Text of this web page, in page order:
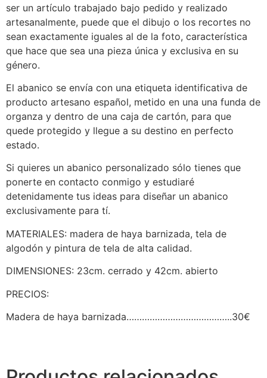
ser un artículo trabajado bajo pedido y realizado
artesanalmente, puede que el dibujo o los recortes no
sean exactamente iguales al de la foto, característica
que hace que sea una pieza única y exclusiva en su
género.
El abanico se envía con una etiqueta identificativa de
producto artesano español, metido en una una funda de
organza y dentro de una caja de cartón, para que
quede protegido y llegue a su destino en perfecto
estado.
Si quieres un abanico personalizado sólo tienes que
ponerte en contacto conmigo y estudiaré
detenidamente tus ideas para diseñar un abanico
exclusivamente para tí.
MATERIALES: madera de haya barnizada, tela de
algodón y pintura de tela de alta calidad.
DIMENSIONES: 23cm. cerrado y 42cm. abierto
PRECIOS:
Madera de haya barnizada…………………………………..30€